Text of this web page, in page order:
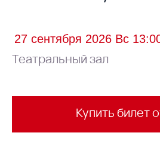
Театральный зал
Купить билет